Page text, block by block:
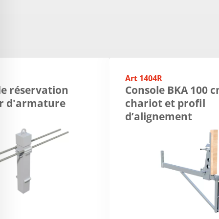
réservation
d'armature
Art 1404R
Console BKA 100
chariot et profil
d’alignement